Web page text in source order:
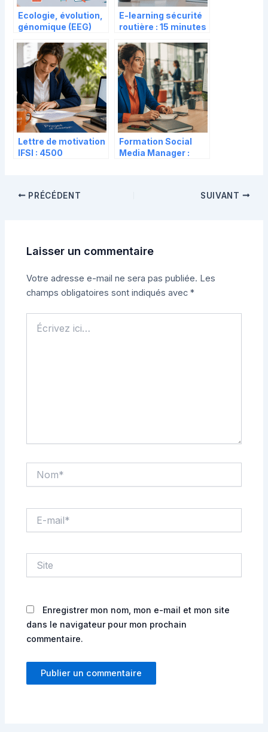
Ecologie, évolution,
génomique (EEG)
E-learning sécurité
routière : 15 minutes
salariés sans
paralyser votre
activité
Lettre de motivation
IFSI : 4500
Formation Social
Media Manager :
PRÉCÉDENT SUIVANT
Laisser un commentaire
Votre adresse e-mail ne sera pas publiée. Les
champs obligatoires sont indiqués avec*
ici…
mail*
Enregistrer mon nom, mon e-mail et mon site
dans le navigateur pour mon prochain
commentaire.